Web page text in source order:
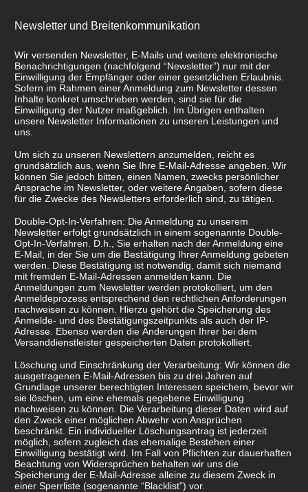
Newsletter und Breitenkommunikation
Wir versenden Newsletter, E-Mails und weitere elektronische
Benachrichtigungen (nachfolgend “Newsletter”) nur mit der
Einwilligung der Empfänger oder einer gesetzlichen Erlaubnis.
Sofern im Rahmen einer Anmeldung zum Newsletter dessen
Inhalte konkret umschrieben werden, sind sie für die
Einwilligung der Nutzer maßgeblich. Im Übrigen enthalten
unsere Newsletter Informationen zu unseren Leistungen und
uns.
Um sich zu unseren Newslettern anzumelden, reicht es
grundsätzlich aus, wenn Sie Ihre E-Mail-Adresse angeben. Wir
können Sie jedoch bitten, einen Namen, zwecks persönlicher
Ansprache im Newsletter, oder weitere Angaben, sofern diese
für die Zwecke des Newsletters erforderlich sind, zu tätigen.
Double-Opt-In-Verfahren: Die Anmeldung zu unserem
Newsletter erfolgt grundsätzlich in einem sogenannte Double-
Opt-In-Verfahren. D.h., Sie erhalten nach der Anmeldung eine
E-Mail, in der Sie um die Bestätigung Ihrer Anmeldung gebeten
werden. Diese Bestätigung ist notwendig, damit sich niemand
mit fremden E-Mail-Adressen anmelden kann. Die
Anmeldungen zum Newsletter werden protokolliert, um den
Anmeldeprozess entsprechend den rechtlichen Anforderungen
nachweisen zu können. Hierzu gehört die Speicherung des
Anmelde- und des Bestätigungszeitpunkts als auch der IP-
Adresse. Ebenso werden die Änderungen Ihrer bei dem
Versanddienstleister gespeicherten Daten protokolliert.
Löschung und Einschränkung der Verarbeitung: Wir können die
ausgetragenen E-Mail-Adressen bis zu drei Jahren auf
Grundlage unserer berechtigten Interessen speichern, bevor wir
sie löschen, um eine ehemals gegebene Einwilligung
nachweisen zu können. Die Verarbeitung dieser Daten wird auf
den Zweck einer möglichen Abwehr von Ansprüchen
beschränkt. Ein individueller Löschungsantrag ist jederzeit
möglich, sofern zugleich das ehemalige Bestehen einer
Einwilligung bestätigt wird. Im Fall von Pflichten zur dauerhaften
Beachtung von Widersprüchen behalten wir uns die
Speicherung der E-Mail-Adresse alleine zu diesem Zweck in
einer Sperrliste (sogenannte “Blacklist”) vor.